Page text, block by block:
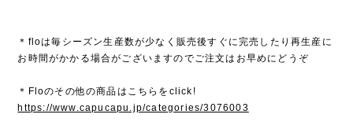
＊floは毎シーズン生産数が少なく販売後すぐに完売したり再生産に
お時間がかかる場合がございますのでご注文はお早めにどうぞ
＊Floのその他の商品はこちらをclick!
https://www.capucapu.jp/categories/3076003